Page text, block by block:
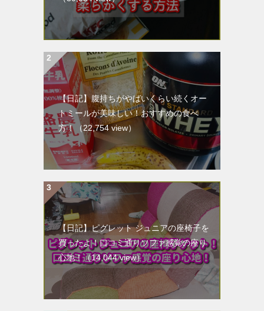
【日記】腹持ちがやばいくらい続くオー
トミールが美味しい！おすすめの食べ
方！
（22,754 view）
【日記】ピグレット ジュニアの座椅子を
買ったよ！口コミ通りソファ感覚の座り
心地！（14,044 view）